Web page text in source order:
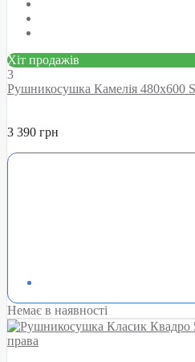
Хіт продажів
3
Рушникосушка Камелія 480х600
3 390 грн
Немає в наявності